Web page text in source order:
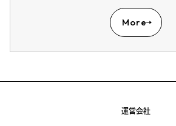
More
運営会社